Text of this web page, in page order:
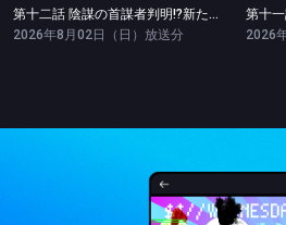
第十二話 陰謀の首謀者判明!?新たな仲間との対峙
2026年8月02日（日）放送分
第十
2026